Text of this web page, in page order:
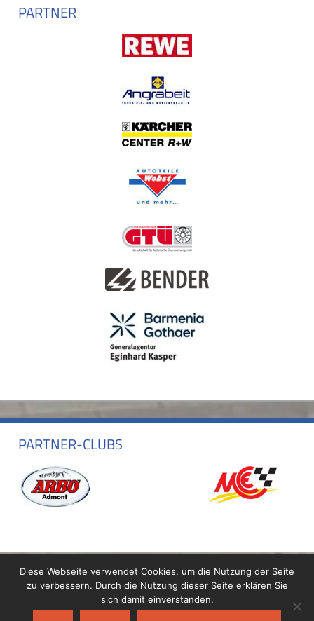
PARTNER
PARTNER-CLUBS
Diese Webseite verwendet Cookies, um die Nutzung der Seite
zu verbessern. Durch die Nutzung dieser Seite erklären Sie
sich damit einverstanden.